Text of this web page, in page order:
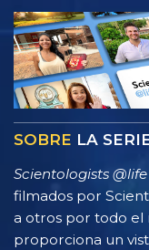
SOBRE LA
Scientologists @life
filmados por
a otros por todo el
proporciona un